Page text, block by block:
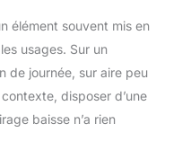
élément souvent mis en
usages. Sur un
de journée, sur aire peu
disposer d’une
baisse n’a rien